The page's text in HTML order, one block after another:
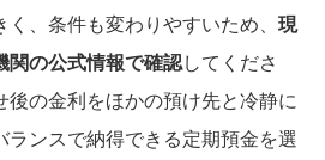
、条件も変わりやすいため、 現
関の公式情報で確認してくださ
後の金利をほかの預け先と冷静に
ランスで納得できる定期預金を選